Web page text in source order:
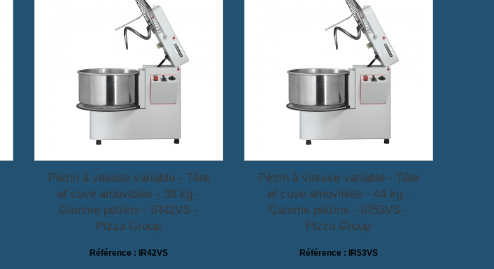
Pétrin à vitesse variable - Tête
et cuve amovibles - 38 kg -
Gamme pétrins - IR42VS -
Pizza Group
Référence : IR42VS
Pétrin à vitesse variable - Tête
et cuve amovibles - 44 kg -
Gamme pétrins - IR53VS -
Pizza Group
Référence : IR53VS